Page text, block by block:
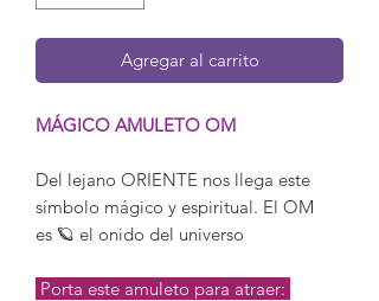
Agregar al carrito
MÁGICO AMULETO OM
Del lejano ORIENTE nos llega este
símbolo mágico y espiritual. El OM
es 🪐 el onido del universo
Porta este amuleto para atraer: